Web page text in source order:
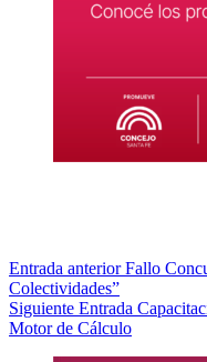
Entrada anteriorFallo
Colectividades”
Siguiente Entrada
Motor de Cálculo